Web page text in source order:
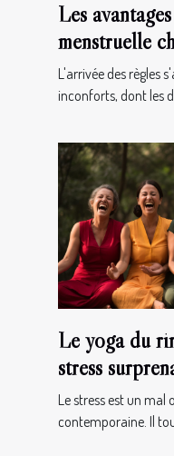
Les
menstruelle
soulager les
L'arrivée des règles
inconforts, dont les
Le yoga du
stress
Le stress est un mal
contemporaine. Il